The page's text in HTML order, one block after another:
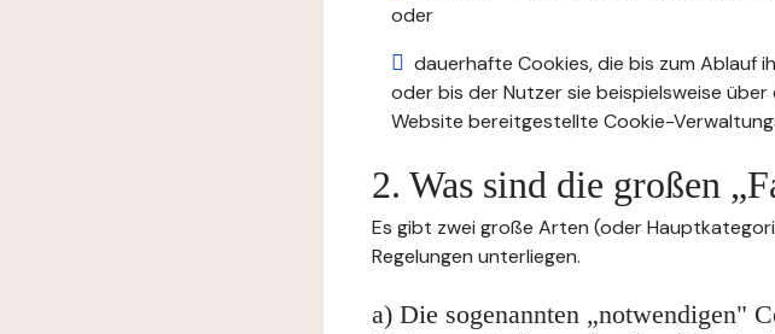
oder
dauerhafte Cookies, die bis zum Ablauf
oder bis der Nutzer sie beispielsweise
Website bereitgestellte Cookie-
2. Was sind die großen
Es gibt zwei große Arten (oder
Regelungen unterliegen.
a) Die sogenannten „notwendigen"